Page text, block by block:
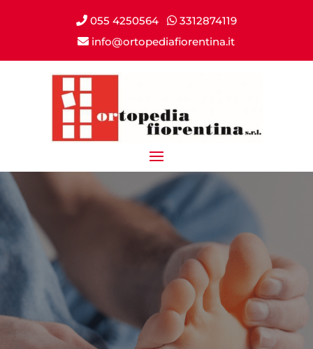
055 4250564
3312874119
info@ortopediafiorentina.it